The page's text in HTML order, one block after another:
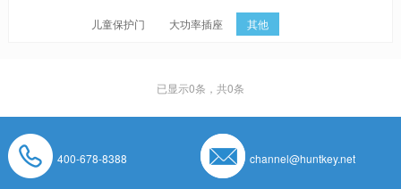
儿童保护门 大功率插座 其他
已显示0条，共0条
400-678-8388 channel@huntkey.net